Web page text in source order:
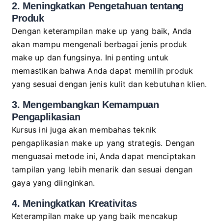
2. Meningkatkan Pengetahuan tentang
Produk
Dengan keterampilan make up yang baik, Anda
akan mampu mengenali berbagai jenis produk
make up dan fungsinya. Ini penting untuk
memastikan bahwa Anda dapat memilih produk
yang sesuai dengan jenis kulit dan kebutuhan klien.
3. Mengembangkan Kemampuan
Pengaplikasian
Kursus ini juga akan membahas teknik
pengaplikasian make up yang strategis. Dengan
menguasai metode ini, Anda dapat menciptakan
tampilan yang lebih menarik dan sesuai dengan
gaya yang diinginkan.
4. Meningkatkan Kreativitas
Keterampilan make up yang baik mencakup